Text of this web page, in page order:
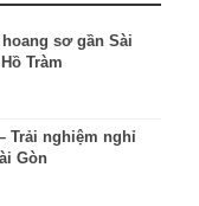
sơ gần Sài
Tràm
Trải nghiệm nghỉ
Gòn